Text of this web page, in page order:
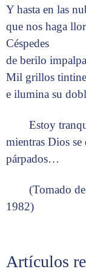
Artículos
Y hasta en las
que nos haga
Céspedes
de berilo
Mil grillos
e ilumina su
Estoy
mientras Dios se
párpados…
(Tomado
1982)